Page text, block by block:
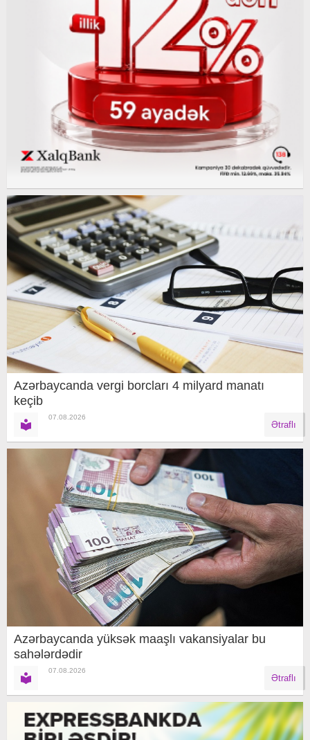
Azərbaycanda vergi borcları 4 milyard manatı
keçib
07.08.2026
Ətraflı
Azərbaycanda yüksək maaşlı vakansiyalar bu
sahələrdədir
07.08.2026
Ətraflı